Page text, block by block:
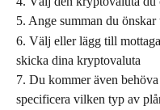
5. Ange summan du önskar
6. Välj eller lägg till
skicka dina kryptovaluta
7. Du kommer även
specificera vilken typ av